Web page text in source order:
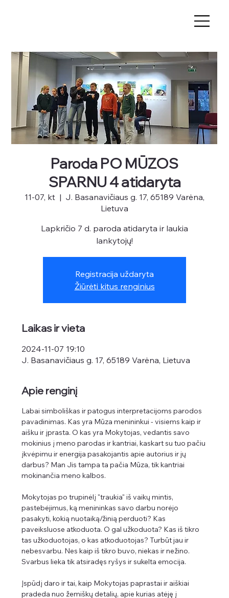
Paroda PO MŪZOS
SPARNU 4 atidaryta
11-07, kt
  |
J. Basanavičiaus g. 17, 65189 Varėna,
Lietuva
Lapkričio 7 d. paroda atidaryta ir laukia
lankytojų!
Registracija uždaryta
Žiūrėti kitus renginius
Laikas ir vieta
2024-11-07 19:10
J. Basanavičiaus g. 17, 65189 Varėna, Lietuva
Apie renginį
Labai simboliškas ir patogus interpretacijoms parodos
pavadinimas. Kas yra Mūza menininkui - visiems kaip ir
aišku ir įprasta. O kas yra Mokytojas, vedantis savo
mokinius į meno parodas ir kantriai, kaskart su tuo pačiu
įkvėpimu ir energija pasakojantis apie autorius ir jų
darbus? Man Jis tampa ta pačia Mūza, tik kantriai
mokinančia meno kalbos.
Mokytojas po trupinėlį "traukia" iš vaikų mintis,
pastebėjimus, ką menininkas savo darbu norėjo
pasakyti, kokią nuotaiką/žinią perduoti? Kas
paveiksluose atkoduota. O gal užkoduota? Kas iš tikro
tas užkoduotojas, o kas atkoduotojas? Turbūt jau ir
nebesvarbu. Nes kaip iš tikro buvo, niekas ir nežino.
Svarbus lieka tik atsiradęs ryšys ir sukelta emocija.
Įspūdį daro ir tai, kaip Mokytojas paprastai ir aiškiai
pradeda nuo žemiškų detalių, apie kurias atėję į